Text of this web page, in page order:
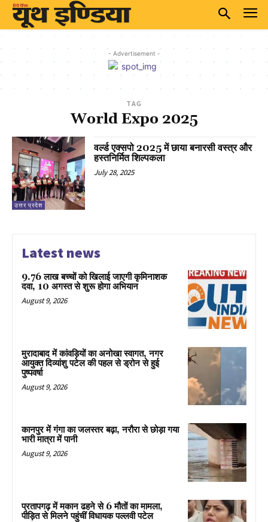
- Advertisement -
TAG
World Expo 2025
उत्तर प्रदेश
वर्ल्ड एक्सपो 2025 में छाया बनारसी वस्त्र और
हस्तनिर्मित शिल्पकला
July 28, 2025
Latest news
9.76 लाख बच्चों को खिलाई जाएगी कृमिनाशक
दवा, 10 अगस्त से शुरू होगा अभियान
August 9, 2026
मुरादाबाद में कांवड़ियों का अनोखा स्वागत, नगर
आयुक्त दिव्यांशु पटेल की पहल से ड्रोन से हुई
पुष्पवर्षा
August 9, 2026
कानपुर में गंगा का जलस्तर बढ़ा, नरौरा से छोड़ा गया
भारी मात्रा में पानी
August 9, 2026
प्रतापगढ़ में मकान ढहने से 6 मौतों का मामला,
पीड़ित से मिलने पहुंचीं विधायक पल्लवी पटेल